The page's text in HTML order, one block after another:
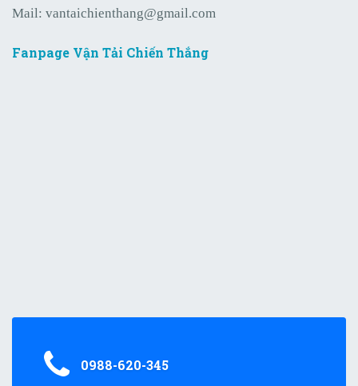
Mail: vantaichienthang@gmail.com
Fanpage Vận Tải Chiến Thắng
0988-620-345